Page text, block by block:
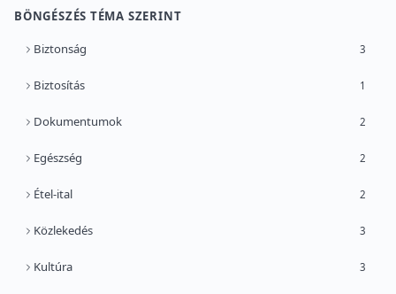
BÖNGÉSZÉS TÉMA SZERINT
Biztonság 3
Biztosítás 1
Dokumentumok 2
Egészség 2
Étel-ital 2
Közlekedés 3
Kultúra 3